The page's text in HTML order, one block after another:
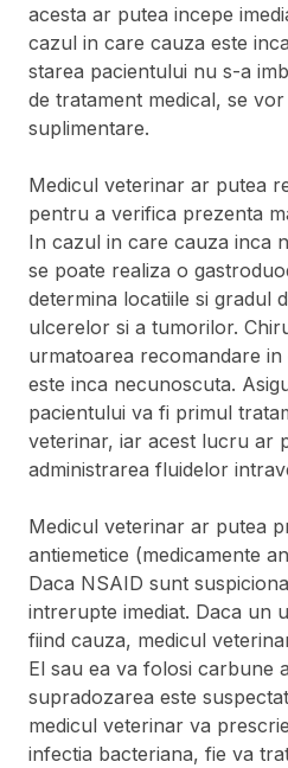
acesta ar putea incepe
cazul in care cauza este
starea pacientului nu s-a
de tratament medical, se
suplimentare.
Medicul veterinar ar putea
pentru a verifica prezenta
In cazul in care cauza inca
se poate realiza o
determina locatiile si gradul
ulcerelor si a tumorilor.
urmatoarea recomandare
este inca necunoscuta.
pacientului va fi primul
veterinar, iar acest lucru ar
administrarea fluidelor
Medicul veterinar ar putea
antiemetice (medicamente
Daca NSAID sunt
intrerupte imediat. Daca un
fiind cauza, medicul
El sau ea va folosi carbune
supradozarea este
medicul veterinar va
infectia bacteriana, fie va